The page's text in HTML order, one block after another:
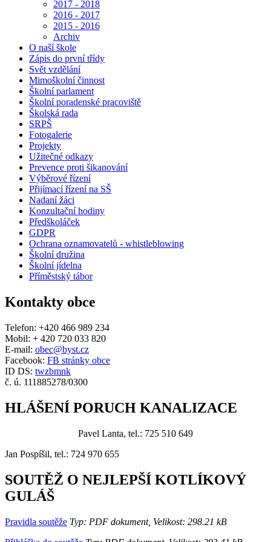
2017 - 2018
2016 - 2017
2015 - 2016
Archiv
O naší škole
Zápis do první třídy
Svět vzdělání
Mimoškolní činnost
Školní parlament
Školní poradenské pracoviště
Školská rada
SRPŠ
Fotogalerie
Projekty
Užitečné odkazy
Prevence proti šikanování
Výběrové řízení
Přijímací řízení na SŠ
Nadaní žáci
Konzultační hodiny
Předškoláček
GDPR
Ochrana oznamovatelů - whistleblowing
Školní družina
Školní jídelna
Příměstský tábor
Kontakty obce
Telefon: +420 466 989 234
Mobil: + 420 720 033 820
E-mail: obec@byst.cz
Facebook: FB stránky obce
ID DS: twzbmnk
č. ú. 111885278/0300
HLÁŠENÍ PORUCH KANALIZACE
Pavel Lanta, tel.: 725 510 649
Jan Pospíšil, tel.: 724 970 655
SOUTĚŽ O NEJLEPŠÍ KOTLÍKOVÝ
GULÁŠ
Pravidla soutěže Typ: PDF dokument, Velikost: 298.21 kB